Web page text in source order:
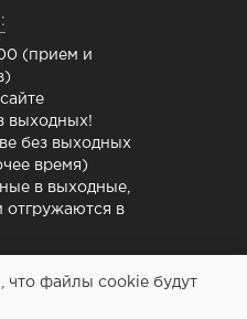
(прием и
выходных!
без выходных
время)
в выходные,
отгружаются в
2013-2026 (c)
что файлы cookie будут